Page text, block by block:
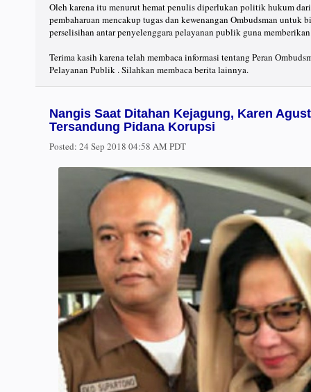
Oleh karena itu menurut hemat penulis diperlukan politik hukum
pembaharuan mencakup tugas dan kewenangan Ombudsman untuk
perselisihan antar penyelenggara pelayanan publik guna
Terima kasih karena telah membaca informasi tentang Peran
Pelayanan Publik . Silahkan membaca berita lainnya.
Nangis Saat Ditahan Kejagung, Karen
Tersandung Pidana Korupsi
Posted: 24 Sep 2018 04:58 AM PDT